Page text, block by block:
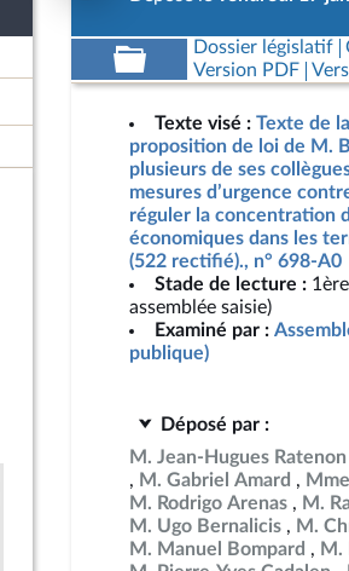
Date de dépôt
20 janvier 2025
Dossier législatif
Version PDF
Texte visé : Texte de
proposition de loi de M.
plusieurs de ses
mesures d’urgence
réguler la concentration
économiques dans les
(522 rectifié)., n° 698-A0
Stade de lecture :
assemblée saisie)
Examiné par :
publique)
Déposé par :
M. Jean-Hugues Ratenon
M. Gabriel Amard
M. Rodrigo Arenas
M.
M. Ugo Bernalicis
M.
M. Manuel Bompard
M.